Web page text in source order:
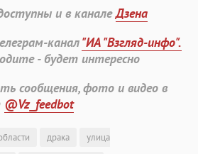
и в каналеДзена
канал"ИА "Взгляд-инфо".
- будет интересно
сообщения, фото и видео в
@Vz_feedbot
драка
улица